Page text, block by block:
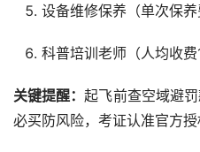
设备维修保养（单次保养
科普培训老师（人均收费
关键提醒：起飞前查空域避
必买防风险，考证认准官方授